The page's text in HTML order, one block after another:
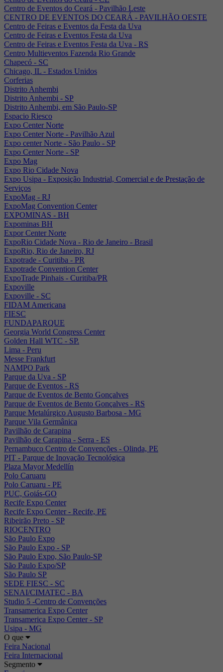
Centro de Eventos do Ceará - Pavilhão Leste
CENTRO DE EVENTOS DO CEARÁ - PAVILHÃO OESTE
Centro de Feiras e Eventos da Festa da Uva
Centro de Feiras e Eventos Festa da Uva
Centro de Feiras e Eventos Festa da Uva - RS
Centro Multieventos Fazenda Rio Grande
Chapecó - SC
Chicago, IL - Estados Unidos
Corferias
Distrito Anhembi
Distrito Anhembi - SP
Distrito Anhembi, em São Paulo-SP
Espacio Riesco
Expo Center Norte
Expo Center Norte - Pavilhão Azul
Expo center Norte - São Paulo - SP
Expo Center Norte - SP
Expo Mag
Expo Rio Cidade Nova
Expo Usipa - Exposição Industrial, Comercial e de Prestação de
Serviços
ExpoMag - RJ
ExpoMag Convention Center
EXPOMINAS - BH
Expominas BH
Expor Center Norte
ExpoRio Cidade Nova - Rio de Janeiro - Brasil
ExpoRio, Rio de Janeiro, RJ
Expotrade - Curitiba - PR
Expotrade Convention Center
ExpoTrade Pinhais - Curitiba/PR
Expoville
Expoville - SC
FIDAM Americana
FIESC
FUNDAPARQUE
Georgia World Congress Center
Golden Hall WTC - SP.
Lima - Peru
Messe Frankfurt
NAMPO Park
Parque da Uva - SP
Parque de Eventos - RS
Parque de Eventos de Bento Gonçalves
Parque de Eventos de Bento Gonçalves - RS
Parque Metalúrgico Augusto Barbosa - MG
Parque Vila Germânica
Pavilhão de Carapina
Pavilhão de Carapina - Serra - ES
Pernambuco Centro de Convenções - Olinda, PE
PIT - Parque de Inovação Tecnológica
Plaza Mayor Medellín
Polo Caruaru
Polo Caruaru - PE
PUC, Goiás-GO
Recife Expo Center
Recife Expo Center - Recife, PE
Ribeirão Preto - SP
RIOCENTRO
São Paulo Expo
São Paulo Expo - SP
São Paulo Expo, São Paulo-SP
São Paulo Expo/SP
São Paulo SP
SEDE FIESC - SC
SENAI/CIMATEC - BA
Studio 5 -Centro de Convenções
Transamerica Expo Center
Transamerica Expo Center - SP
Usipa - MG
O que
Feira Nacional
Feira Internacional
Segmento